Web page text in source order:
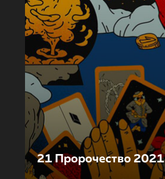
21 Пророчество 2021